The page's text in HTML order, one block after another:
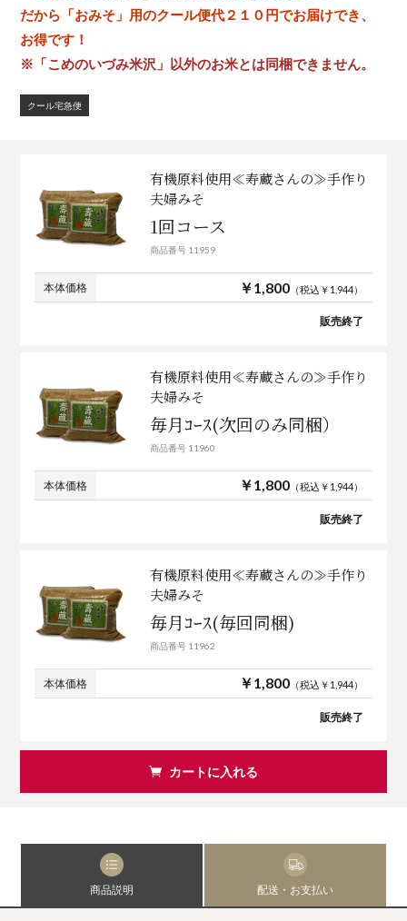
だから「おみそ」用のクール便代２１０円でお届けでき、
お得です！
※「こめのいづみ米沢」以外のお米とは同梱できません。
クール宅急便
有機原料使用≪寿蔵さんの≫手作り
夫婦みそ
1回コース
商品番号 11959
本体価格 ￥1,800（税込￥1,944）
販売終了
有機原料使用≪寿蔵さんの≫手作り
夫婦みそ
毎月ｺｰｽ(次回のみ同梱）
商品番号 11960
本体価格 ￥1,800（税込￥1,944）
販売終了
有機原料使用≪寿蔵さんの≫手作り
夫婦みそ
毎月ｺｰｽ(毎回同梱)
商品番号 11962
本体価格 ￥1,800（税込￥1,944）
販売終了
カートに入れる
商品説明 配送・お支払い